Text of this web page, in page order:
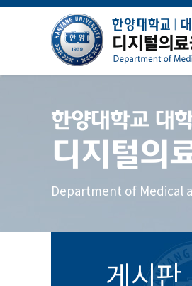
한양대학교 대
디지털의
Department of Medical
게시판